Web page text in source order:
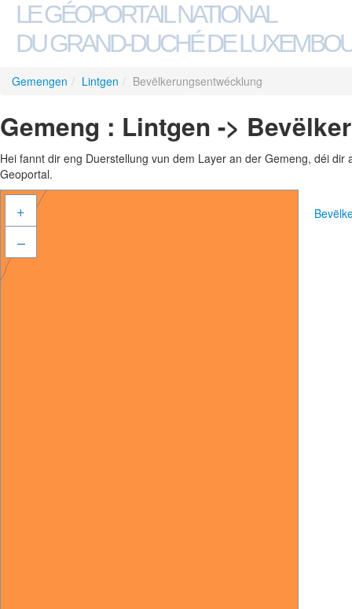
LE GÉOPORTAIL NATIONAL
DU GRAND-DUCHÉ DE
Gemengen / Lintgen / Bevëlkerungsentwécklung
Gemeng : Lintgen ->
Hei fannt dir eng Duerstellung vun dem Layer an der Gemeng, déi
Geoportal.
+
–